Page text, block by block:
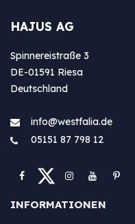
HAJUS AG
Spinnereistraße 3
DE-01591 Riesa
Deutschland
info@westfa​lia.de
05151 87 798 12
INFORMATIONEN